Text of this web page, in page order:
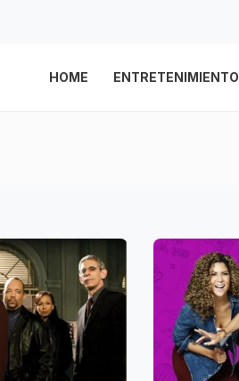
HOME ENTRETENIMIENTO